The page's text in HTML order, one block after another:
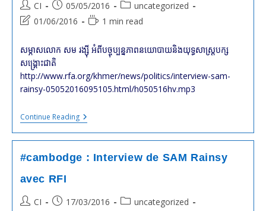
Parti
CNRP
Post
author:
CI
Post
published:
05/05/2016
Post
category:
uncategorized
Post
modified:
01/06/2016
Reading1 min read
សម្ភាស​លោក សម រង្ស៊ី អំពី​បច្ចុប្បន្នភាព​នយោបាយ​និង​យុទ្ធសាស្ត្រ​បក្ស​
សង្គ្រោះ​ជាតិ
http://www.rfa.org/khmer/news/politics/interview-sam-
rainsy-05052016095105.html/h050516hv.mp3
Continue Reading#cambodge
:
SAM
Sur
RFA
#cambodge : Interview de SAM Rainsy
avec RFI
PostCI
Post17/03/2016
Postuncategorized